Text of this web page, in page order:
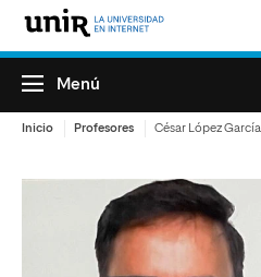
Menú
Inicio Profesores César López García